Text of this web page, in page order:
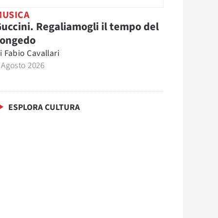
Regaliamogli il tempo del
Fabio Cavallari
2026
ESPLORA CULTURA